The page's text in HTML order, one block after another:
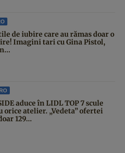
de iubire care au rămas doar o
Imagini tari cu Gina Pistol,
aduce în LIDL TOP 7 scule
orice atelier. „Vedeta” ofertei
129...